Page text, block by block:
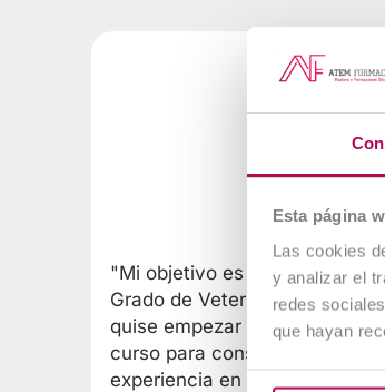
Esta página
Las cookies
y analizar el
redes
que hayan
"Mi objetivo es estudiar un
Grado de Veterinaria, pero
quise empezar con este
curso para conseguir
experiencia en el sector"